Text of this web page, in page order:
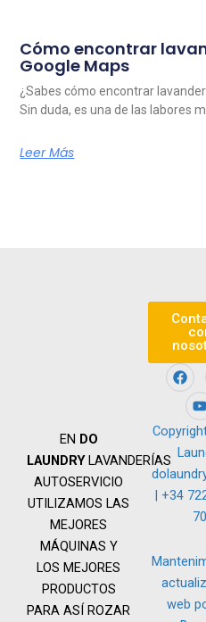
Cómo encontrar
Google Maps
¿Sabes cómo encontrar
Sin duda, es una de las labores
Leer Más
EN DO
LAUNDRYLAVANDERÍAS
AUTOSERVICIO
UTILIZAMOS LAS
MEJORES
MÁQUINAS Y
LOS MEJORES
PRODUCTOS
PARA ASÍ ROZAR
F
a
c
e
b
o
o
k
o
u
t
u
e
| +34
70
web